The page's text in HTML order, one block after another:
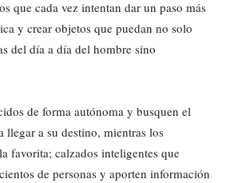
que cada vez intentan dar un paso más
y crear objetos que puedan no solo
del día a día del hombre sino
de forma autónoma y busquen el
llegar a su destino, mientras los
favorita; calzados inteligentes que
de personas y aporten información